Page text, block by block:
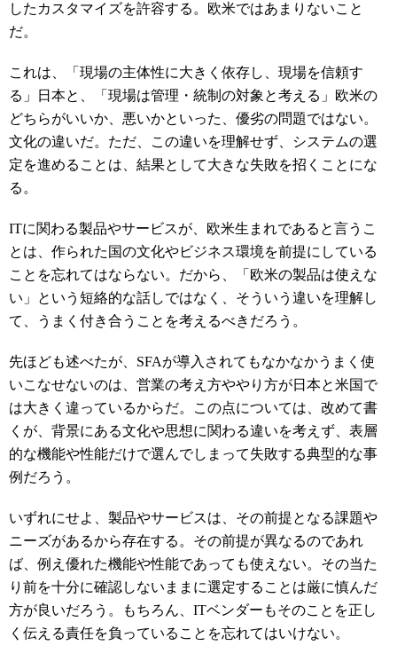
したカスタマイズを許容する。欧米ではあまりないこと
だ。
これは、「現場の主体性に大きく依存し、現場を信頼す
る」日本と、「現場は管理・統制の対象と考える」欧米の
どちらがいいか、悪いかといった、優劣の問題ではない。
文化の違いだ。ただ、この違いを理解せず、システムの選
定を進めることは、結果として大きな失敗を招くことにな
る。
ITに関わる製品やサービスが、欧米生まれであると言うこ
とは、作られた国の文化やビジネス環境を前提にしている
ことを忘れてはならない。だから、「欧米の製品は使えな
い」という短絡的な話しではなく、そういう違いを理解し
て、うまく付き合うことを考えるべきだろう。
先ほども述べたが、SFAが導入されてもなかなかうまく使
いこなせないのは、営業の考え方ややり方が日本と米国で
は大きく違っているからだ。この点については、改めて書
くが、背景にある文化や思想に関わる違いを考えず、表層
的な機能や性能だけで選んでしまって失敗する典型的な事
例だろう。
いずれにせよ、製品やサービスは、その前提となる課題や
ニーズがあるから存在する。その前提が異なるのであれ
ば、例え優れた機能や性能であっても使えない。その当た
り前を十分に確認しないままに選定することは厳に慎んだ
方が良いだろう。もちろん、ITベンダーもそのことを正し
く伝える責任を負っていることを忘れてはいけない。